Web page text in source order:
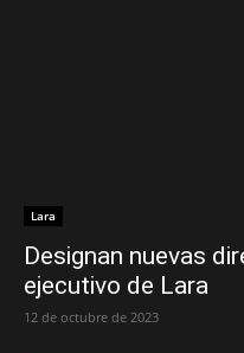
Lara
Designan nuevas
ejecutivo de Lara
12 de octubre de 2023